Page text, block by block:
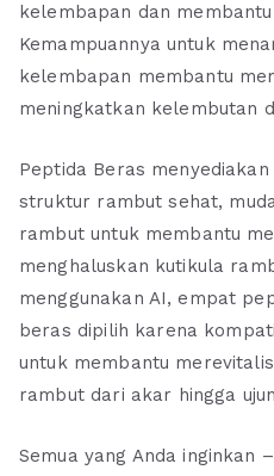
kelembapan dan
Kemampuannya untuk
kelembapan membantu
meningkatkan kelembutan
Peptida Beras
struktur rambut sehat,
rambut untuk membantu
menghaluskan kutikula
menggunakan AI, empat
beras dipilih karena
untuk membantu
rambut dari akar hingga
Semua yang Anda inginkan